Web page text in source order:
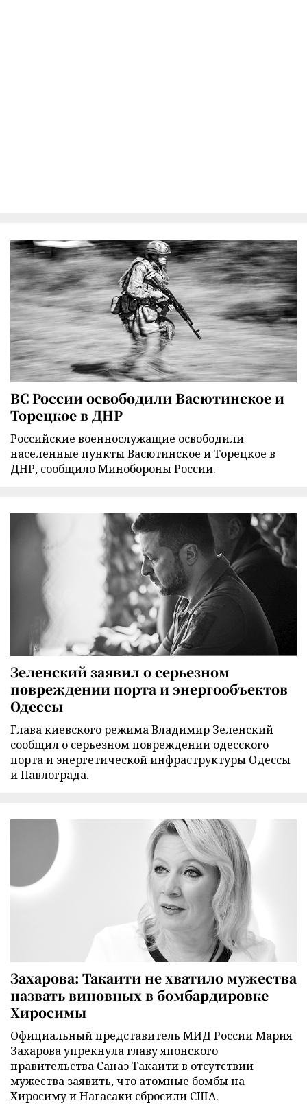
ВС России освободили Васютинское и
Торецкое в ДНР
Российские военнослужащие освободили
населенные пункты Васютинское и Торецкое в
ДНР, сообщило Минобороны России.
Зеленский заявил о серьезном
повреждении порта и энергообъектов
Одессы
Глава киевского режима Владимир Зеленский
сообщил о серьезном повреждении одесского
порта и энергетической инфраструктуры Одессы
и Павлограда.
Захарова: Такаити не хватило мужества
назвать виновных в бомбардировке
Хиросимы
Официальный представитель МИД России Мария
Захарова упрекнула главу японского
правительства Санаэ Такаити в отсутствии
мужества заявить, что атомные бомбы на
Хиросиму и Нагасаки сбросили США.